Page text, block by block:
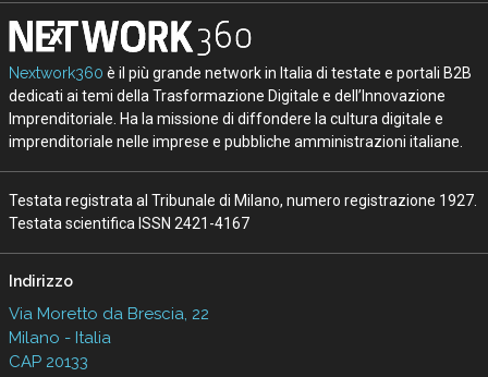
Nextwork360 è il più grande network in Italia di testate e portali B2B
dedicati ai temi della Trasformazione Digitale e dell’Innovazione
Imprenditoriale. Ha la missione di diffondere la cultura digitale e
imprenditoriale nelle imprese e pubbliche amministrazioni italiane.
Testata registrata al Tribunale di Milano, numero registrazione 1927.
Testata scientifica ISSN 2421-4167
Indirizzo
Via Moretto da Brescia, 22
Milano - Italia
CAP 20133